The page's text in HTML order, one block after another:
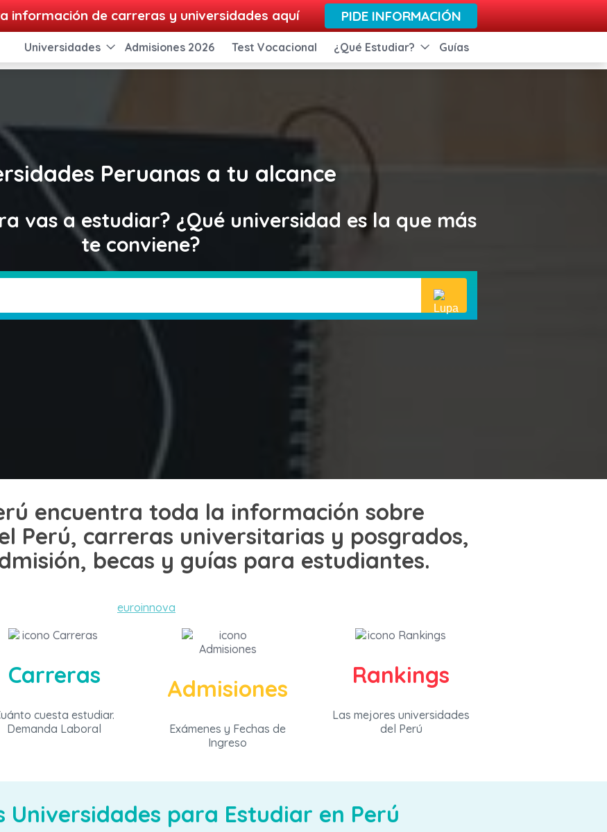
información de carreras y universidades aquí PIDE INFORMACIÓN
Universidades Admisiones 2026 Test Vocacional ¿Qué Estudiar? Guías
Peruanas a tu alcance
vas a estudiar? ¿Qué universidad es la que más
te conviene?
encuentra toda la información sobre
Perú, carreras universitarias y posgrados,
becas y guías para estudiantes.
Carreras
cuesta estudiar.
Demanda Laboral
Admisiones
Exámenes y Fechas de
Ingreso
Rankings
Las mejores universidades
del Perú
Universidades para Estudiar en Perú